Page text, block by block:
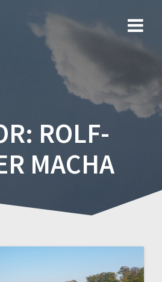
Inhalt
springen
ROLF-
MACHA